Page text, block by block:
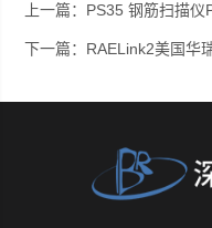
上一篇： PS35 钢筋扫描仪
下一篇： RAELink2美国华